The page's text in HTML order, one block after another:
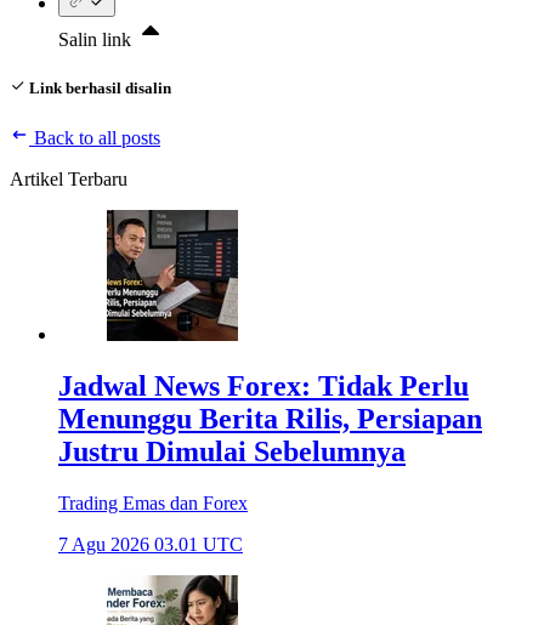
Salin link
Link berhasil disalin
Back to all posts
Artikel Terbaru
Jadwal News Forex: Tidak Perlu
Menunggu Berita Rilis, Persiapan
Justru Dimulai Sebelumnya
Trading Emas dan Forex
7 Agu 2026 03.01 UTC